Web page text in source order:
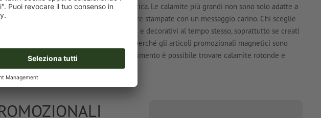
sia metallica e di conseguenza magnetica. Le calamite più grandi non sono solo adatte a
o immagini, ma possono anche essere stampate con un messaggio carino. Chi sceglie
da frigo, opta per mezzi pubblicitari utili e decorativi al tempo stesso, soprattutto se creati
e stampati con una buona qualità. Ecco perché gli articoli promozionali magnetici sono
all'interno delle aziende. Nel nostro assortimento è possibile trovare calamite rotonde e
dimensioni.